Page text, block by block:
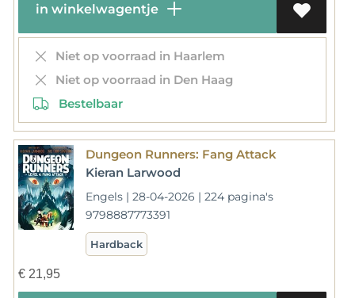
in winkelwagentje
Niet op voorraad in Haarlem
Niet op voorraad in Den Haag
Bestelbaar
Dungeon Runners: Fang Attack
Kieran Larwood
Engels | 28-04-2026 | 224 pagina's
9798887773391
Hardback
€21,95